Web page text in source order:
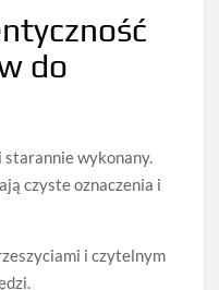
do
wykonany.
czyste oznaczenia i
i czytelnym